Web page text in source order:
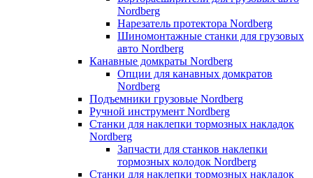
Nordberg
Нарезатель протектора Nordberg
Шиномонтажные станки для грузовых
авто Nordberg
Канавные домкраты Nordberg
Опции для канавных домкратов
Nordberg
Подъемники грузовые Nordberg
Ручной инструмент Nordberg
Станки для наклепки тормозных накладок
Nordberg
Запчасти для станков наклепки
тормозных колодок Nordberg
Станки для наклепки тормозных накладок